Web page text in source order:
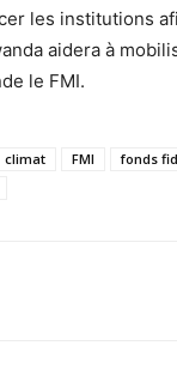
les institutions
aidera à
le FMI.
climat FMI
fonds